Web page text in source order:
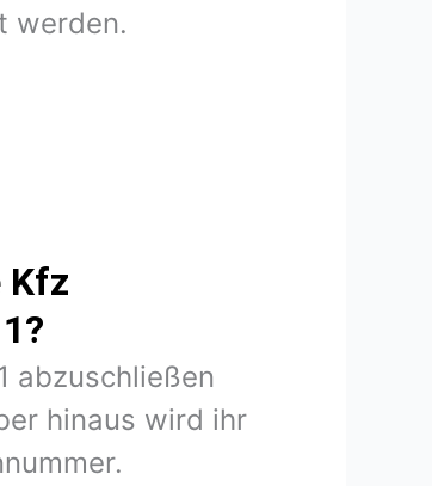
werden.
Kfz
abzuschließen
hinaus wird ihr